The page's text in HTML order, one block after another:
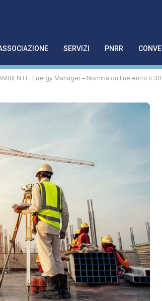
SERVIZI PNRR
Energy Manager – Nomina on line entro il